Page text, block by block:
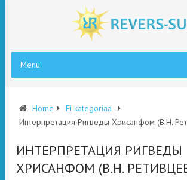
Menu
Home
Ei kategoriaa
Интерпретация Ригведы Хрисанфом (В.Н.
ИНТЕРПРЕТАЦИЯ РИГВЕДЫ
ХРИСАНФОМ (В.Н.